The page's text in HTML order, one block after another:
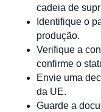
cadeia de
Identifique o
produção.
Verifique a
confirme o
Envie uma
da UE.
Guarde a